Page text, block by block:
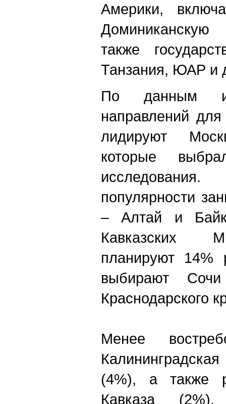
Америки,
также
Танзания, ЮАР и
По данным
направлений
лидируют
которые
популярности
– Алтай и
Кавказских
планируют 14%
выбирают
Краснодарского
Менее
(4%), а также
Кавказа (2%),